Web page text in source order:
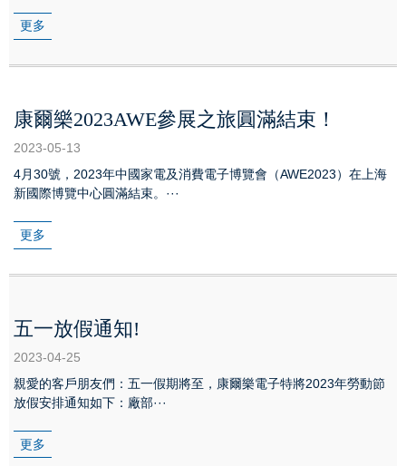
更多
康爾樂2023AWE參展之旅圓滿結束！
2023-05-13
4月30號，2023年中國家電及消費電子博覽會（AWE2023）在上海
新國際博覽中心圓滿結束。···
更多
五一放假通知!
2023-04-25
親愛的客戶朋友們：五一假期將至，康爾樂電子特將2023年勞動節
放假安排通知如下：廠部···
更多